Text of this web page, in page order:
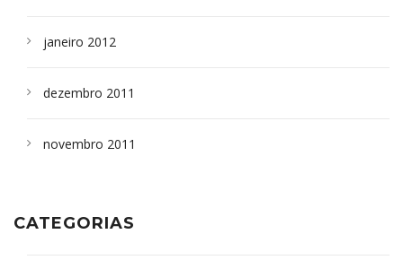
janeiro 2012
dezembro 2011
novembro 2011
CATEGORIAS